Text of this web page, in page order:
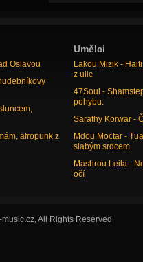
Oslavou
afropunk z
Umělci
Lakou Mizik -
z ulic
47Soul -
pohybu.
Sarathy Korwar -
Mdou Moctar -
slabým srdcem
Mashrou Leila -
očí
All Rights Reserved